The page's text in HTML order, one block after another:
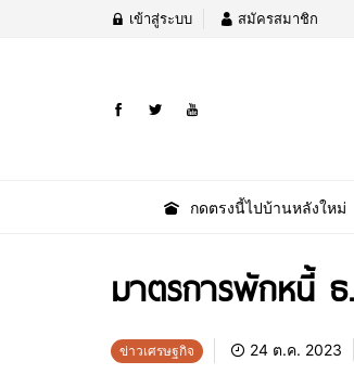
เข้าสู่ระบบ สมัครสมาชิก
กดตรงนี้ไปบ้านหลังใหม่
มาตรการพักหนี้ ธ
ข่าวเศรษฐกิจ 24 ต.ค. 2023